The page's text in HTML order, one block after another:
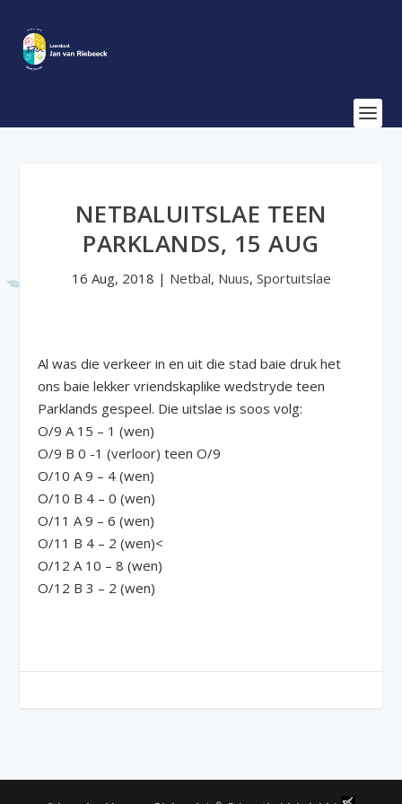
NETBALUITSLAE TEEN
PARKLANDS, 15 AUG
16 Aug, 2018 | Netbal, Nuus, Sportuitslae
Al was die verkeer in en uit die stad baie druk het
ons baie lekker vriendskaplike wedstryde teen
Parklands gespeel. Die uitslae is soos volg:
O/9 A 15 – 1 (wen)
O/9 B 0 -1 (verloor) teen O/9
O/10 A 9 – 4 (wen)
O/10 B 4 – 0 (wen)
O/11 A 9 – 6 (wen)
O/11 B 4 – 2 (wen)<
O/12 A 10 – 8 (wen)
O/12 B 3 – 2 (wen)